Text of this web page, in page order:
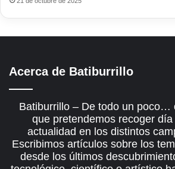
Acerca de Batiburrillo
Batiburrillo – De todo un poco…
que pretendemos recoger
actualidad en los distintos
Escribimos artículos sobre los
desde los últimos